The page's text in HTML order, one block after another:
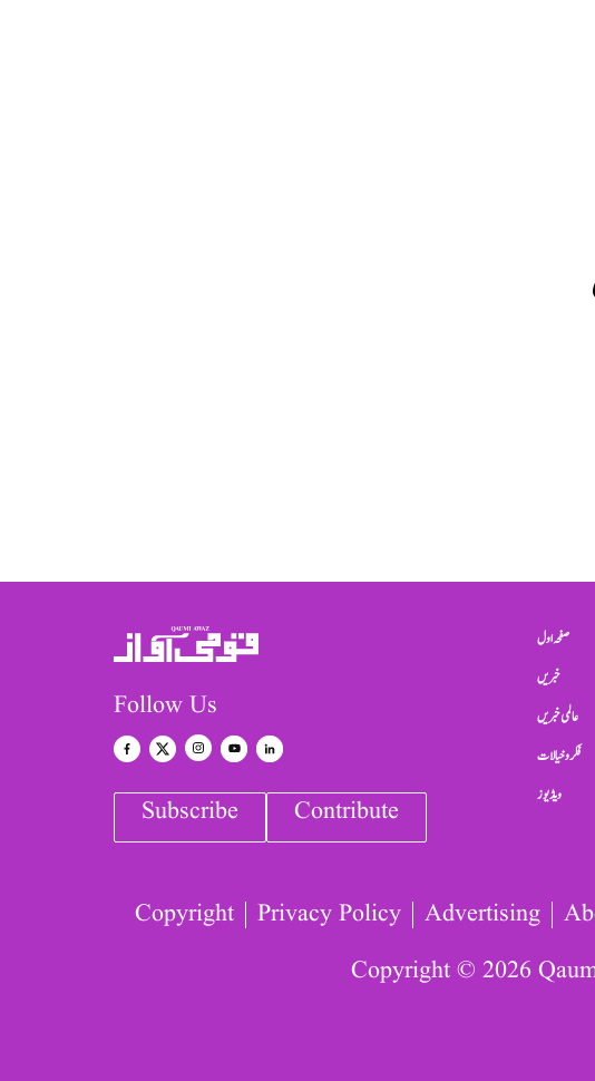
Follow Us
Subscribe Contribute
صفحہ اول
خبریں
عالمی خبریں
فکر و خیالات
ویڈیوز
Copyright Privacy Policy Advertising
Copyright © 2026